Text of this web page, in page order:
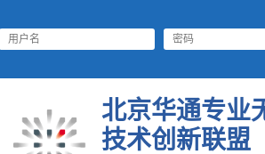
北京华通专业
技术创新联盟